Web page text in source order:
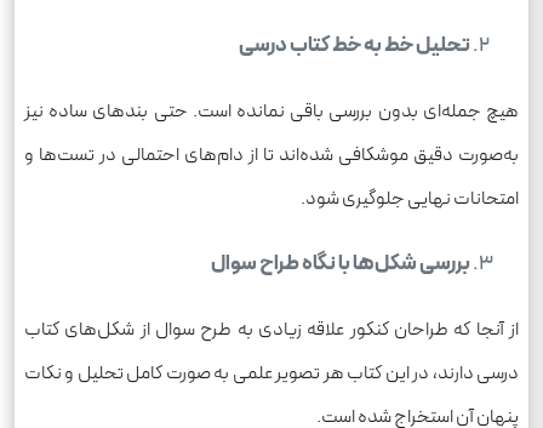
تحلیل خط به خط کتاب درسی
هیچ جمله‌ای بدون بررسی باقی نمانده است. حتی بندهای ساده نیز
به‌صورت دقیق موشکافی شده‌اند تا از دام‌های احتمالی در تست‌ها و
امتحانات نهایی جلوگیری شود.
بررسی شکل‌ها با نگاه طراح سوال
از آنجا که طراحان کنکور علاقه زیادی به طرح سوال از شکل‌های کتاب
درسی دارند، در این کتاب هر تصویر علمی به صورت کامل تحلیل و نکات
پنهان آن استخراج شده است.